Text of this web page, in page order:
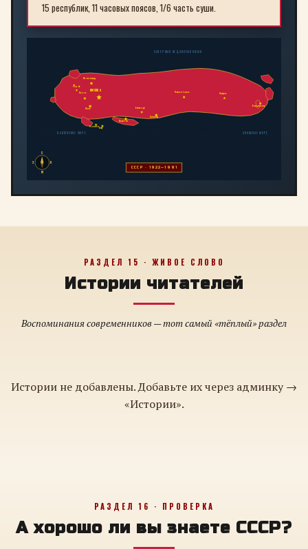
15 республик, 11 часовых поясов, 1/6 часть суши.
МОСКВА
Ленинград
Киев
Минск
Ташкент
Алма-Ата
Байконур
Новосибирск Иркутск
Владивосток
ТбилисиБаку
Рига
С
Ю
З
В
СССР · 1922—1991
БАЛТИЙСКОЕ МОРЕ
СЕВЕРНЫЙ ЛЕДОВИТЫЙ ОКЕАН
ЯПОНСКОЕ МОРЕ
РАЗДЕЛ 15 · ЖИВОЕ СЛОВО
Истории читателей
Воспоминания современников — тот самый «тёплый» раздел
Истории не добавлены. Добавьте их через админку →
«Истории».
РАЗДЕЛ 16 · ПРОВЕРКА
А хорошо ли вы знаете СССР?